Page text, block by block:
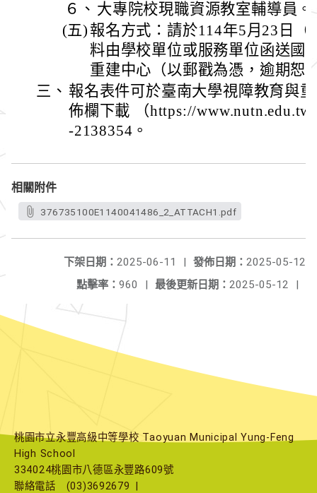
６、 大專院校現職資源教室輔導員。
(五) 報名方式：請於114年5月23日
料由學校單位或服務單位函送國
重建中心（以郵戳為憑，逾期恕
三、 報名表件可於臺南大學視障教育與
佈欄下載 （https://
-2138354。
相關附件
376735100E1140041486_2_ATTACH1.pdf
發佈日期： 2025-05-12
下架日期： 2025-06-11
|
最後更新日期： 2025-05-12 |
點擊率： 960 |
桃園市立永豐高級中等學校 Taoyuan Municipal Yung-Feng
High School
334024桃園市八德區永豐路609號
聯絡電話
(03)3692679